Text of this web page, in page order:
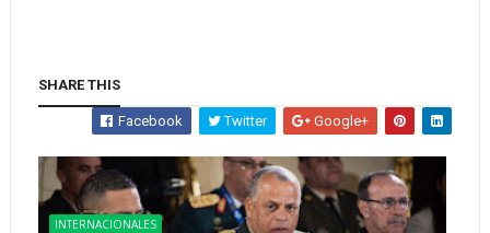
SHARE THIS
Facebook Twitter Google+
INTERNACIONALES